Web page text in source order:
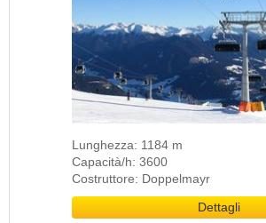
Lunghezza: 1184 m
Capacità/h: 3600
Costruttore: Doppelmayr
Dettagli